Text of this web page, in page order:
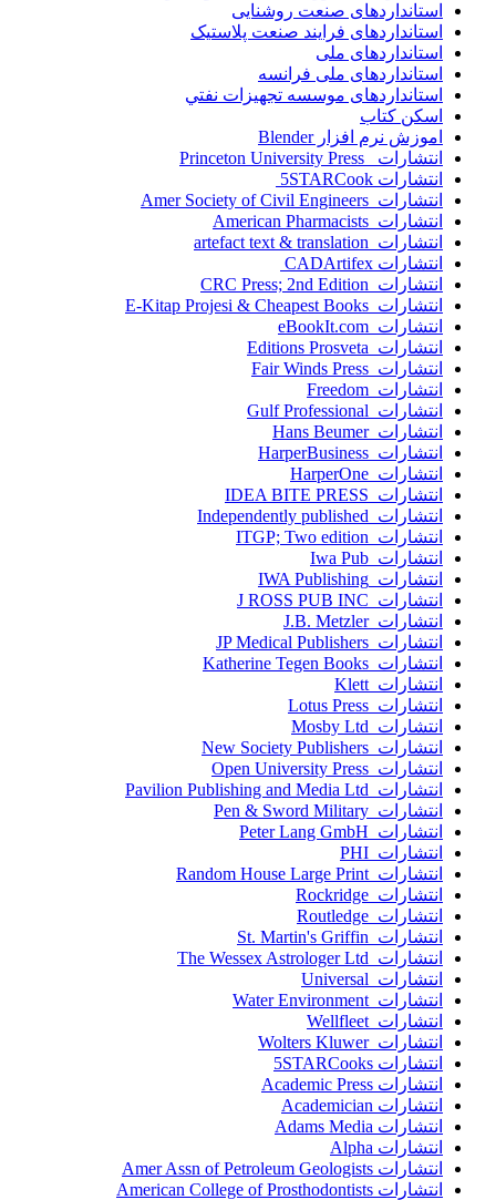
استانداردهای صنعت روشنایی
استانداردهای فرايند صنعت پلاستيک
استانداردهای ملی
استانداردهای ملی فرانسه
استانداردهای موسسه تجهيزات نفتي
اسکن کتاب
اموزش نرم افزار Blender
انتشارات Princeton University Press
انتشارات ‎ 5STARCook
انتشارات Amer Society of Civil Engineers
انتشارات American Pharmacists
انتشارات artefact text & translation
انتشارات ‎ CADArtifex
انتشارات CRC Press; 2nd Edition
انتشارات E-Kitap Projesi & Cheapest Books
انتشارات eBookIt.com
انتشارات Editions Prosveta
انتشارات Fair Winds Press
انتشارات Freedom
انتشارات Gulf Professional
انتشارات Hans Beumer
انتشارات HarperBusiness
انتشارات HarperOne
انتشارات IDEA BITE PRESS
انتشارات Independently published
انتشارات ITGP; Two edition
انتشارات Iwa Pub
انتشارات IWA Publishing
انتشارات J ROSS PUB INC
انتشارات J.B. Metzler
انتشارات JP Medical Publishers
انتشارات Katherine Tegen Books
انتشارات Klett
انتشارات Lotus Press
انتشارات Mosby Ltd
انتشارات New Society Publishers
انتشارات Open University Press
انتشارات Pavilion Publishing and Media Ltd
انتشارات Pen & Sword Military
انتشارات Peter Lang GmbH
انتشارات PHI
انتشارات Random House Large Print
انتشارات Rockridge
انتشارات Routledge
انتشارات St. Martin's Griffin
انتشارات The Wessex Astrologer Ltd
انتشارات Universal
انتشارات Water Environment
انتشارات Wellfleet
انتشارات Wolters Kluwer
انتشارات 5STARCooks
انتشارات Academic Press
انتشارات Academician
انتشارات Adams Media
انتشارات Alpha
انتشارات Amer Assn of Petroleum Geologists
انتشارات American College of Prosthodontists